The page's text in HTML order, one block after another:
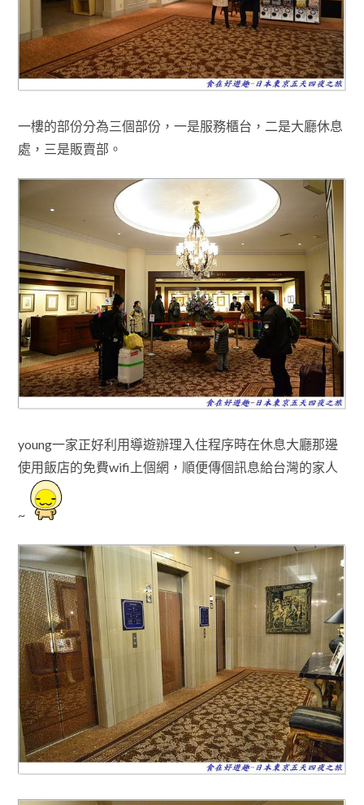
一樓的部份分為三個部份，一是服務櫃台 ，二是大廳休息
處 ，三是販賣部 。
young一家正好利用導遊辦理入住程序時在休息大廳那邊
使用飯店的免費wifi上個網，順便傳個訊息給台灣的家人
~